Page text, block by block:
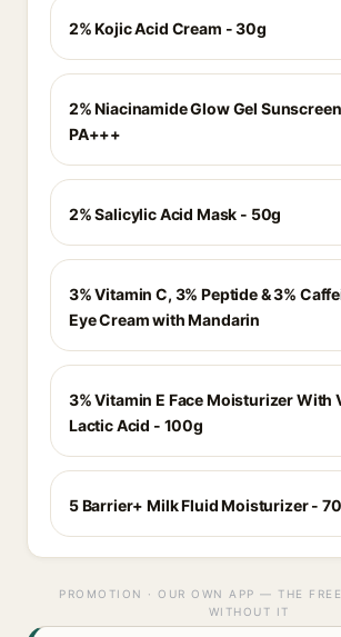
2% Kojic Acid Cream - 30g
2% Niacinamide Glow Gel
PA+++
2% Salicylic Acid Mask - 50g
3% Vitamin C, 3% Peptide & 3%
Eye Cream with Mandarin
3% Vitamin E Face Moisturizer With
Lactic Acid - 100g
5 Barrier+ Milk Fluid Moisturizer -
PROMOTION · OUR OWN APP — THE
WITHOUT IT